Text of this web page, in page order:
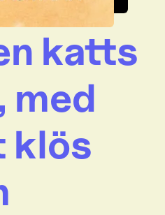
katts
med
klös